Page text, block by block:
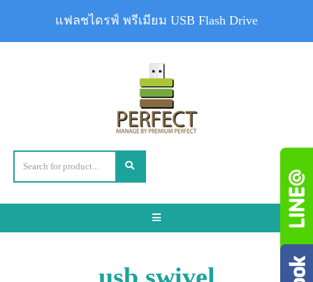
Toggle
แฟลชไดรฟ์ พรีเมียม USB Flash Drive